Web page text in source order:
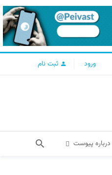
ورود ثبت نام
درباره پیوست